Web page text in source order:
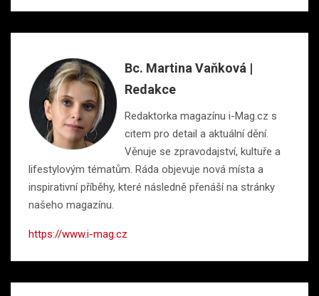
Bc. Martina Vaňková |
Redakce
Redaktorka magazínu i-Mag.cz s
citem pro detail a aktuální dění.
Věnuje se zpravodajství, kultuře a
lifestylovým tématům. Ráda objevuje nová místa a
inspirativní příběhy, které následně přenáší na stránky
našeho magazínu.
https://www.i-mag.cz